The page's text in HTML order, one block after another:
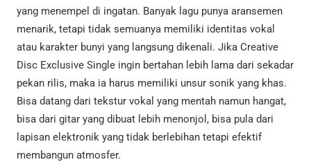
yang menempel di ingatan. Banyak lagu punya aransemen
menarik, tetapi tidak semuanya memiliki identitas vokal
atau karakter bunyi yang langsung dikenali. Jika Creative
Disc Exclusive Single ingin bertahan lebih lama dari sekadar
pekan rilis, maka ia harus memiliki unsur sonik yang khas.
Bisa datang dari tekstur vokal yang mentah namun hangat,
bisa dari gitar yang dibuat lebih menonjol, bisa pula dari
lapisan elektronik yang tidak berlebihan tetapi efektif
membangun atmosfer.